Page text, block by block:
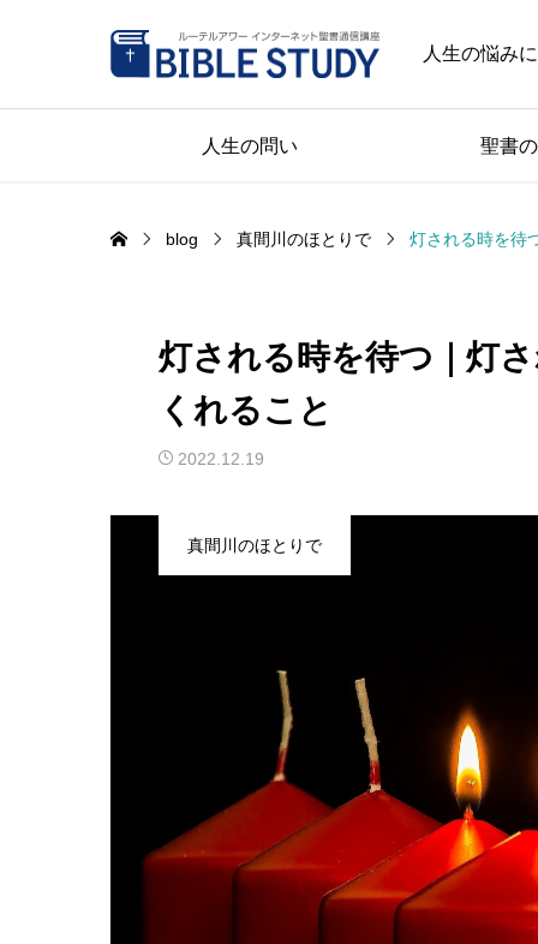
人生の悩み
人生の問い 聖書
blog 真間川のほとりで 灯される時を待
灯される時を待つ｜灯
くれること
2022.12.19
真間川のほとりで